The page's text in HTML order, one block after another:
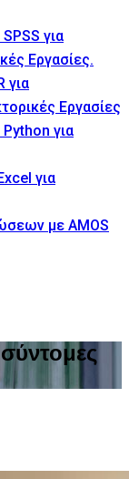
για
Εργασίες.
για
Εργασίες
για
για
με AMOS